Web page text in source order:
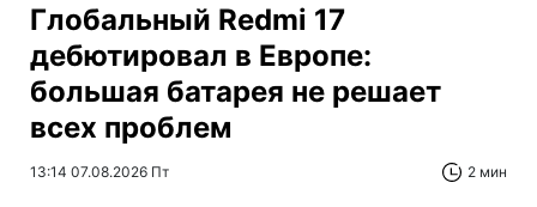
Глобальный Redmi 17
дебютировал в Европе:
большая батарея не решает
всех проблем
13:14 07.08.2026 Пт 2 мин